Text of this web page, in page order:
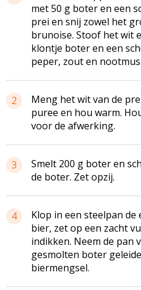
met 50 g boter en een
prei en snij zowel het
brunoise. Stoof het wit
klontje boter en een
peper, zout en
2
Meng het wit van de
puree en hou warm.
voor de afwerking.
3
Smelt 200 g boter en
de boter. Zet opzij.
4
Klop in een steelpan
bier, zet op een zacht
indikken. Neem de pan
gesmolten boter
biermengsel.